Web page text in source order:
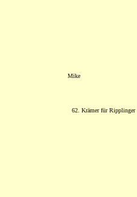
Mike
62. Krämer für Ripplinger